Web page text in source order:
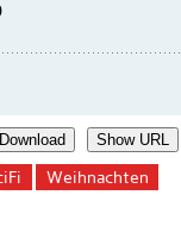
Download Show URL
Weihnachten